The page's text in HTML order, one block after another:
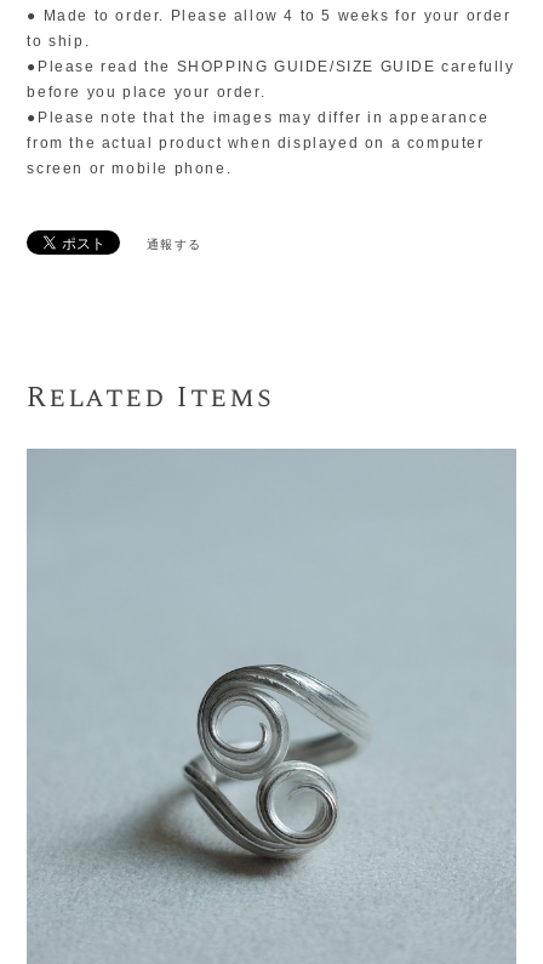
● Made to order. Please allow 4 to 5 weeks for your order
to ship.
●Please read the SHOPPING GUIDE/SIZE GUIDE carefully
before you place your order.
●Please note that the images may differ in appearance
from the actual product when displayed on a computer
screen or mobile phone.
通報する
Related Items